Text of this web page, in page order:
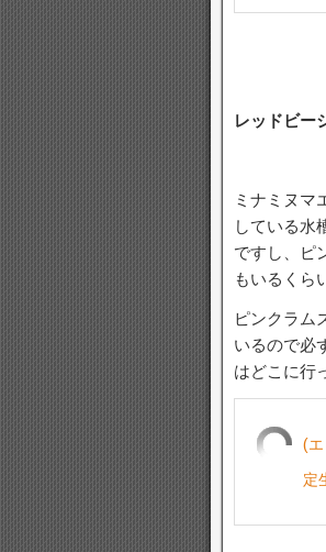
レッドビー
ミナミヌマ
している水
ですし、ピ
もいるくら
ピンクラム
いるので必
はどこに行
(
定